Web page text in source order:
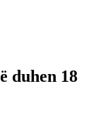
duhen 18